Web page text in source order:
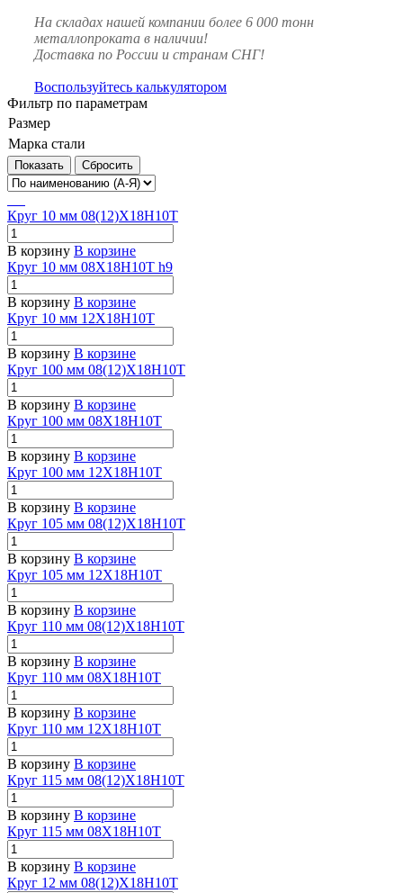
На складах нашей компании более 6 000 тонн
металлопроката в наличии!
Доставка по России и странам СНГ!
Воспользуйтесь калькулятором
Фильтр по параметрам
Размер
Марка стали
Сбросить
Круг 10 мм 08(12)Х18Н10Т
В корзину В корзине
Круг 10 мм 08Х18Н10Т h9
В корзину В корзине
Круг 10 мм 12Х18Н10Т
В корзину В корзине
Круг 100 мм 08(12)Х18Н10Т
В корзину В корзине
Круг 100 мм 08Х18Н10Т
В корзину В корзине
Круг 100 мм 12Х18Н10Т
В корзину В корзине
Круг 105 мм 08(12)Х18Н10Т
В корзину В корзине
Круг 105 мм 12Х18Н10Т
В корзину В корзине
Круг 110 мм 08(12)Х18Н10Т
В корзину В корзине
Круг 110 мм 08Х18Н10Т
В корзину В корзине
Круг 110 мм 12Х18Н10Т
В корзину В корзине
Круг 115 мм 08(12)Х18Н10Т
В корзину В корзине
Круг 115 мм 08Х18Н10Т
В корзину В корзине
Круг 12 мм 08(12)Х18Н10Т